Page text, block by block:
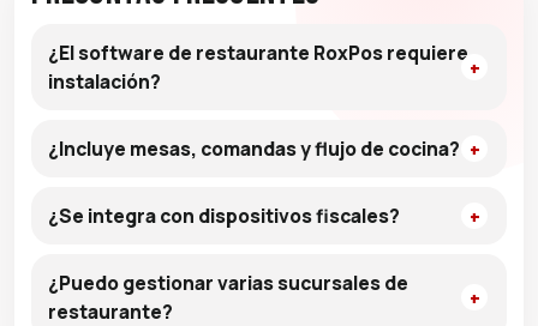
¿El software de restaurante RoxPos requiere
instalación?
¿Incluye mesas, comandas y flujo de cocina?
¿Se integra con dispositivos fiscales?
¿Puedo gestionar varias sucursales de
restaurante?